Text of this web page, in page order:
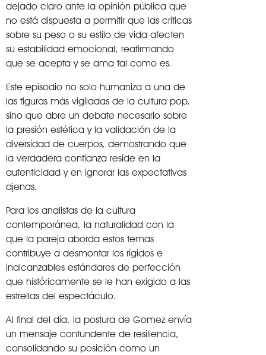
dejado claro ante la opinión pública que
no está dispuesta a permitir que las críticas
sobre su peso o su estilo de vida afecten
su estabilidad emocional, reafirmando
que se acepta y se ama tal como es.
Este episodio no solo humaniza a una de
las figuras más vigiladas de la cultura pop,
sino que abre un debate necesario sobre
la presión estética y la validación de la
diversidad de cuerpos, demostrando que
la verdadera confianza reside en la
autenticidad y en ignorar las expectativas
ajenas.
Para los analistas de la cultura
contemporánea, la naturalidad con la
que la pareja aborda estos temas
contribuye a desmontar los rígidos e
inalcanzables estándares de perfección
que históricamente se le han exigido a las
estrellas del espectáculo.
Al final del día, la postura de Gomez envía
un mensaje contundente de resiliencia,
consolidando su posición como un